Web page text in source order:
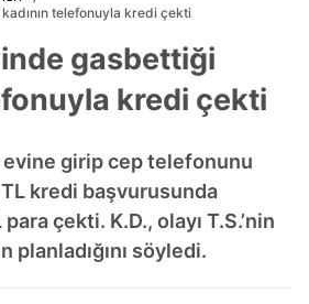
telefonuyla kredi çekti
gasbettiği
kredi çekti
evine girip cep telefonunu
kredi başvurusunda
çekti. K.D., olayı T.S.’nin
planladığını söyledi.